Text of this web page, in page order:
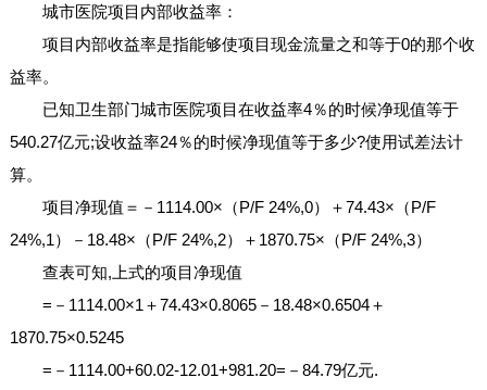
城市医院项目内部收益率：
项目内部收益率是指能够使项目现金流量之和等于0的那个收
益率。
已知卫生部门城市医院项目在收益率4％的时候净现值等于
540.27亿元;设收益率24％的时候净现值等于多少?使用试差法计
算。
项目净现值＝－1114.00×（P/F 24%,0）＋74.43×（P/F
24%,1）－18.48×（P/F 24%,2）＋1870.75×（P/F 24%,3）
查表可知,上式的项目净现值
=－1114.00×1＋74.43×0.8065－18.48×0.6504＋
1870.75×0.5245
=－1114.00+60.02-12.01+981.20=－84.79亿元.